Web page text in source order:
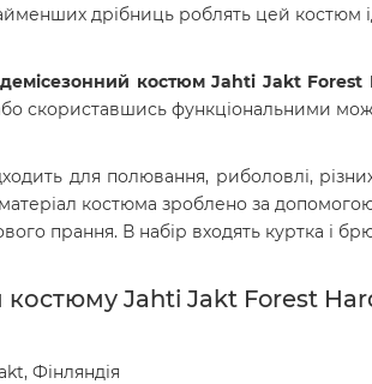
дрібниць роблять цей костюм
костюм Jahti Jakt Forest
скориставшись функціональними
для полювання, риболовлі,
костюма зроблено за
прання. В набір входять куртка і
костюму Jahti Jakt Forest
Фінляндія